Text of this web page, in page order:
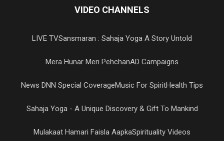
VIDEO CHANNELS
LIVE TVSansmaran : Sahaja Yoga A Story Untold
Mera Hunar Meri PehchanAD Campaigns
News DNN Special CoverageMusic For SpiritHealth Tips
Sahaja Yoga - A Unique Discovery & Gift To Mankind
Mulakaat Hamari Faisla AapkaSpirituality Videos